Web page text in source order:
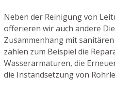
Neben der Reinigung von
offerieren wir auch andere
Zusammenhang mit
zählen zum Beispiel die
Wasserarmaturen, die
die Instandsetzung von